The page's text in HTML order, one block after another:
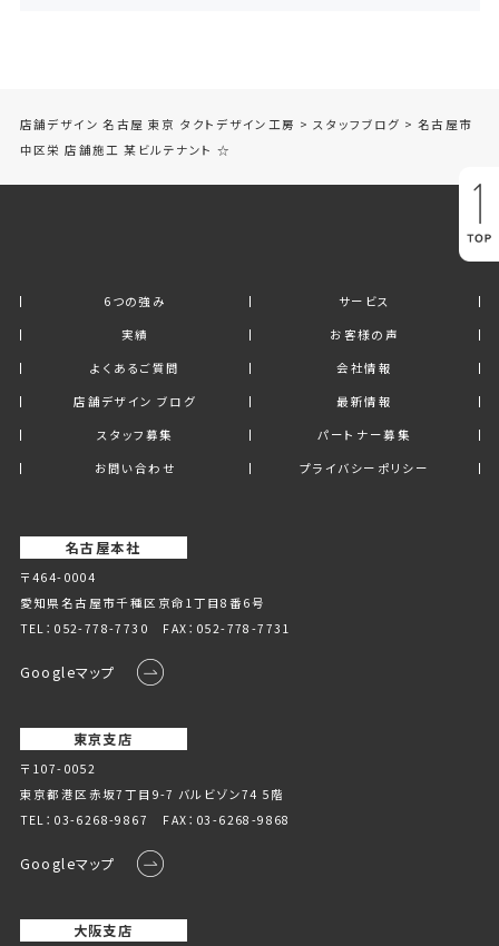
店舗デザイン 名古屋 東京 タクトデザイン工房 > スタッフブログ > 名古屋市
中区栄 店舗施工 某ビルテナント ☆
6つの強み
サービス
実績
お客様の声
よくあるご質問
会社情報
店舗デザイン ブログ
最新情報
スタッフ募集
パートナー募集
お問い合わせ
プライバシーポリシー
名古屋本社
〒464-0004
愛知県名古屋市千種区京命1丁⽬8番6号
TEL： 052-778-7730 FAX：052-778-7731
Googleマップ
東京支店
〒107-0052
東京都港区赤坂7丁目9-7 バルビゾン74 5階
TEL： 03-6268-9867 FAX：03-6268-9868
Googleマップ
大阪支店